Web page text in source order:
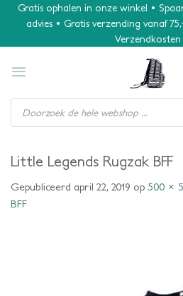
Gratis ophalen in onze winkel •
advies • Gratis verzending vanaf
Verzendkosten
Producten
zoeken
Little Legends Rugzak BFF
Gepubliceerd april 22, 2019 op 500 ×
BFF